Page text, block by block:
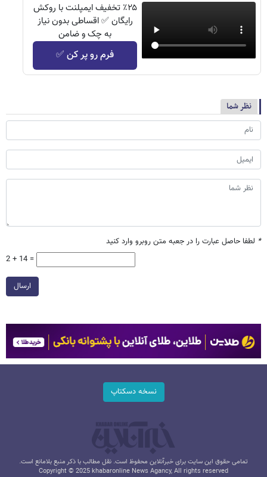
٪۲۵ تخفیف ایمپلنت با روکش
رایگان ✅ اقساطی بدون نیاز
به چک و ضامن
فرم رو پر کن ✅
نظر شما
* لطفا حاصل عبارت را در جعبه متن روبرو وارد کنید
2 + 14 =
ارسال
نسخه دسکتاپ
تمامی حقوق این سایت برای خبرآنلاین محفوظ است. نقل مطالب با ذکر منبع بلامانع است.
Copyright © 2025 khabaronline News Agancy, All rights reserved